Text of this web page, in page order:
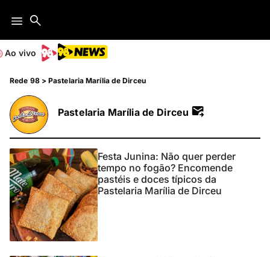
Ao vivo
Rede 98>Pastelaria Marília de Dirceu
Pastelaria Marília de Dirceu
Festa Junina: Não quer perder
tempo no fogão? Encomende
pastéis e doces típicos da
Pastelaria Marília de Dirceu